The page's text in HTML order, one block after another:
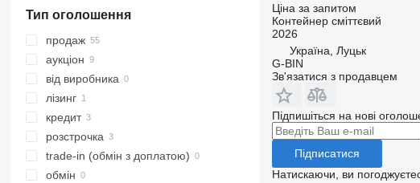
Тип оголошення
продаж
аукціон
від виробника
лізинг
кредит
розстрочка
trade-in (обмін з доплатою)
обмін
Ціна за запитом
Контейнер сміттєвий
2026
Україна, Луцьк
G-BIN
Зв'язатися з продавцем
Підпишіться на нові
Підписатися
Натискаючи, ви